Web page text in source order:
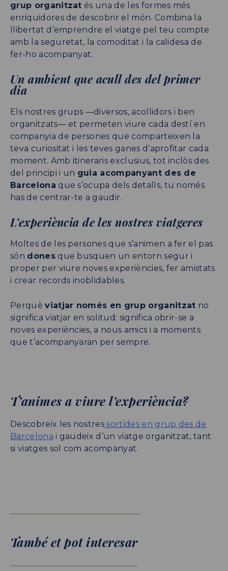
grup organitzat és una de les formes més
enriquidores de descobrir el món. Combina la
llibertat d’emprendre el viatge pel teu compte
amb la seguretat, la comoditat i la calidesa de
fer-ho acompanyat.
Un ambient que acull des del primer
dia
Els nostres grups —diversos, acollidors i ben
organitzats— et permeten viure cada destí en
companyia de persones que comparteixen la
teva curiositat i les teves ganes d’aprofitar cada
moment. Amb itineraris exclusius, tot inclòs des
del principi i un guia acompanyant des de
Barcelona que s’ocupa dels detalls, tu només
has de centrar-te a gaudir.
L’experiència de les nostres viatgeres
Moltes de les persones que s’animen a fer el pas
són donesque busquen un entorn segur i
proper per viure noves experiències, fer amistats
i crear records inoblidables.
Perquèviatjar només en grup organitzat no
significa viatjar en solitud: significa obrir-se a
noves experiències, a nous amics i a moments
que t’acompanyaran per sempre.
T’animes a viure l’experiència?
Descobreix les nostres sortides en grup des de
Barcelona i gaudeix d’un viatge organitzat, tant
si viatges sol com acompanyat.
També et pot interesar